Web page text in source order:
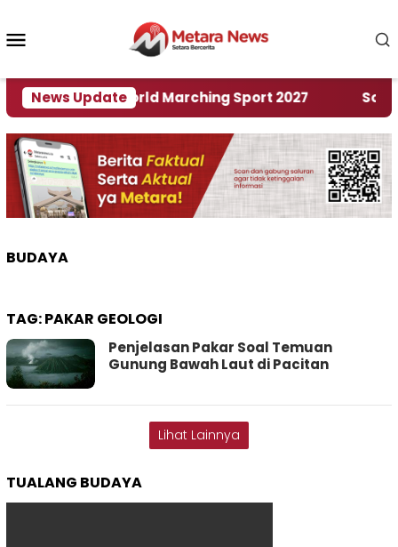
konten
News Update
Rumah World Marching Sport 2027 ‎Soal
BUDAYA
TAG:PAKAR GEOLOGI
Penjelasan Pakar Soal Temuan
Gunung Bawah Laut di Pacitan
Lihat Lainnya
TUALANG BUDAYA